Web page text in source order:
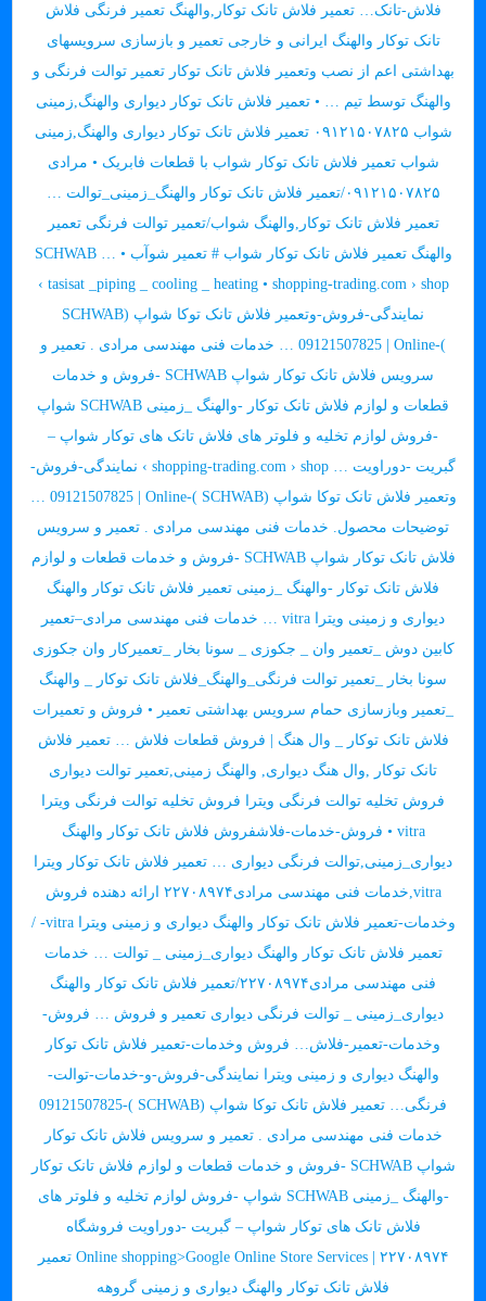
فلاش-تانک… تعمیر فلاش تانک توکار,والهنگ تعمیر فرنگی فلاش
تانک توکار والهنگ ایرانی و خارجی تعمیر و بازسازی سرویسهای
بهداشتی اعم از نصب وتعمیر فلاش تانک توکار تعمیر توالت فرنگی و
والهنگ توسط تیم … • تعمیر فلاش تانک توکار دیواری والهنگ,زمینی
شواب ۰۹۱۲۱۵۰۷۸۲۵ تعمیر فلاش تانک توکار دیواری والهنگ,زمینی
شواب تعمیر فلاش تانک توکار شواب با قطعات فابریک • مرادی
۰۹۱۲۱۵۰۷۸۲۵/تعمیر فلاش تانک توکار والهنگ_زمینی_توالت …
تعمیر فلاش تانک توکار,والهنگ شواب/تعمیر توالت فرنگی تعمیر
والهنگ تعمیر فلاش تانک توکار شواب # تعمیر شوآب SCHWAB … •
tasisat _piping _ cooling _ heating • shopping-trading.com › shop ›
نمایندگی-فروش-وتعمیر فلاش تانک توکا شواپ (SCHWAB
)-09121507825 | Online … خدمات فنی مهندسی مرادی . تعمیر و
سرویس فلاش تانک توکار شواپ SCHWAB -فروش و خدمات
قطعات و لوازم فلاش تانک توکار -والهنگ _زمینی SCHWAB شواپ
-فروش لوازم تخلیه و فلوتر های فلاش تانک های توکار شواپ –
گبریت -دوراویت … shopping-trading.com › shop › نمایندگی-فروش-
توضیحات محصول. خدمات فنی مهندسی مرادی . تعمیر و سرویس
فلاش تانک توکار شواپ SCHWAB -فروش و خدمات قطعات و لوازم
فلاش تانک توکار -والهنگ _زمینی تعمیر فلاش تانک توکار والهنگ
دیواری و زمینی ویترا vitra … خدمات فنی مهندسی مرادی–تعمیر
کابین دوش _تعمیر وان _ جکوزی _ سونا بخار _تعمیرکار وان جکوزی
سونا بخار _تعمیر توالت فرنگی_والهنگ_فلاش تانک توکار _ والهنگ
_تعمیر وبازسازی حمام سرویس بهداشتی تعمیر • فروش و تعمیرات
فلاش تانک توکار _ وال هنگ | فروش قطعات فلاش … تعمیر فلاش
تانک توکار ,وال هنگ دیواری, والهنگ زمینی,تعمیر توالت دیواری
فروش تخلیه توالت فرنگی ویترا فروش تخلیه توالت فرنگی ویترا
vitra • فروش-خدمات-فلاشفروش فلاش تانک توکار والهنگ
دیواری_زمینی,توالت فرنگی دیواری … تعمیر فلاش تانک توکار ویترا
vitra,خدمات فنی مهندسی مرادی۲۲۷۰۸۹۷۴ ارائه دهنده فروش
وخدمات-تعمیر فلاش تانک توکار والهنگ دیواری و زمینی ویترا vitra- /
تعمیر فلاش تانک توکار والهنگ دیواری_زمینی _ توالت … خدمات
فنی مهندسی مرادی۲۲۷۰۸۹۷۴/تعمیر فلاش تانک توکار والهنگ
دیواری_زمینی _ توالت فرنگی دیواری تعمیر و فروش … فروش-
وخدمات-تعمیر-فلاش… فروش وخدمات-تعمیر فلاش تانک توکار
والهنگ دیواری و زمینی ویترا نمایندگی-فروش-و-خدمات-توالت-
فرنگی… تعمیر فلاش تانک توکا شواپ (SCHWAB )-09121507825
خدمات فنی مهندسی مرادی . تعمیر و سرویس فلاش تانک توکار
شواپ SCHWAB -فروش و خدمات قطعات و لوازم فلاش تانک توکار
-والهنگ _زمینی SCHWAB شواپ -فروش لوازم تخلیه و فلوتر های
فلاش تانک های توکار شواپ – گبریت -دوراویت فروشگاه
۲۲۷۰۸۹۷۴ | Online shopping>Google Online Store Services تعمیر
فلاش تانک توکار والهنگ دیواری و زمینی گروهه